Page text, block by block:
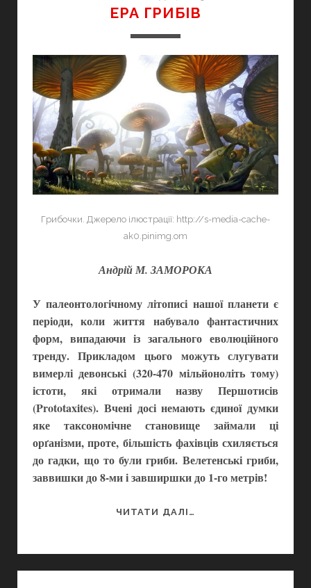
ЕРА ГРИБІВ
Грибочки. Джерело ілюстрації: http://s-media-cache-
ak0.pinimg.om
Андрій М. ЗАМОРОКА
У палеонтологічному літописі нашої планети є
періоди, коли життя набувало фантастичних
форм, випадаючи із загального еволюційного
тренду. Прикладом цього можуть слугувати
вимерлі девонські (320-470 мільйоноліть тому)
істоти, які отримали назву Першотисів
(Prototaxites). Вчені досі немають єдиної думки
яке таксономічне становище займали ці
орґанізми, проте, більшість фахівців схиляється
до гадки, що то були гриби. Велетенські гриби,
заввишки до 8-ми і завширшки до 1-го метрів!
ЧИТАТИ ДАЛІ…